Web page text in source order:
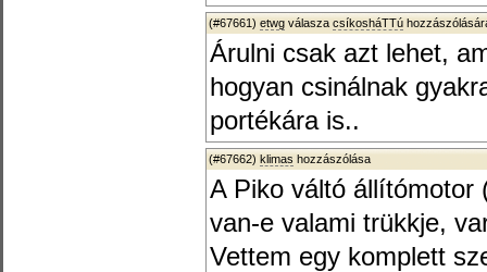
(#67661) etwg válasza csíkosháTTú
Árulni csak azt lehet,
hogyan csinálnak
portékára is..
(#67662) klimas hozzászólása
A Piko váltó állítómotor
van-e valami trükkje,
Vettem egy komplett